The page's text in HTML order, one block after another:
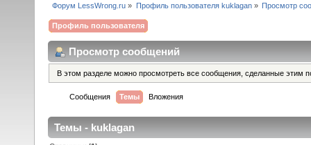
Форум LessWrong.ru » Профиль пользователя kuklagan» Просмотр
Профиль пользователя
Просмотр сообщений
В этом разделе можно просмотреть все сообщения, сделанные этим
Сообщения Темы Вложения
Темы - kuklagan